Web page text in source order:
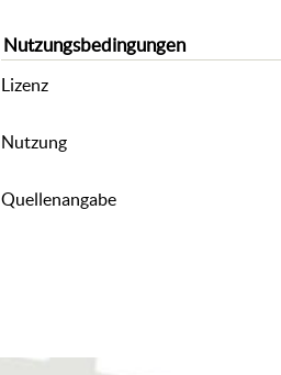
Nutzungsbedingungen
Lizenz
Nutzung
Quellenangabe